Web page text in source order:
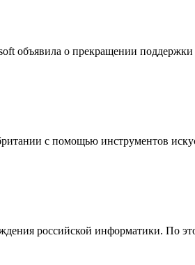
объявила о прекращении
с помощью инструментов
российской информатики. По